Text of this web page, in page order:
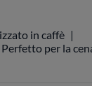
in caffè
Perfetto per la